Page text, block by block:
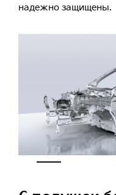
надежно защищены.